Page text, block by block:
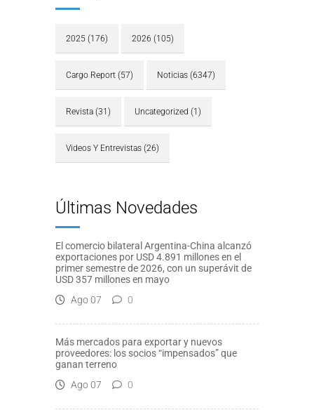
2025 (176) 2026 (105)
Cargo Report (57) Noticias (6347)
Revista (31) Uncategorized (1)
Videos Y Entrevistas (26)
Últimas Novedades
El comercio bilateral Argentina-China alcanzó
exportaciones por USD 4.891 millones en el
primer semestre de 2026, con un superávit de
USD 357 millones en mayo
Ago 07
0
Más mercados para exportar y nuevos
proveedores: los socios “impensados” que
ganan terreno
Ago 07
0